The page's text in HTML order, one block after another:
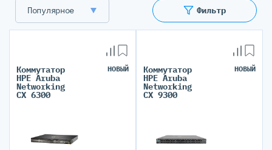
Фильтр
Популярное
Коммутатор
HPE Aruba
Networking
CX 6300
НОВЫЙ Коммутатор
HPE Aruba
Networking
CX 9300
НОВЫЙ